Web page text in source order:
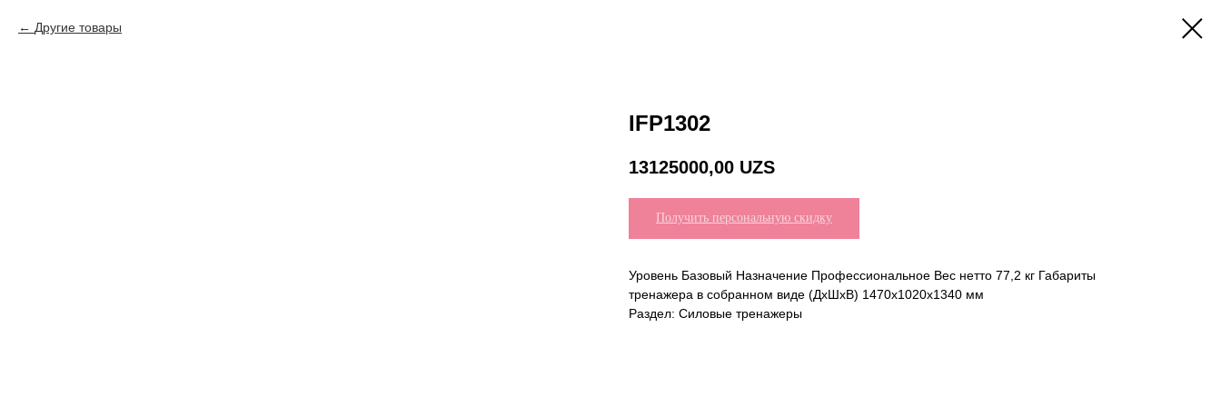
Другие товары
IFP1302
13125000,00 UZS
Получить персональную скидку
Уровень Базовый Назначение Профессиональное Вес нетто 77,2 кг Габариты
тренажера в собранном виде (ДxШxВ) 1470x1020x1340 мм
Раздел: Силовые тренажеры